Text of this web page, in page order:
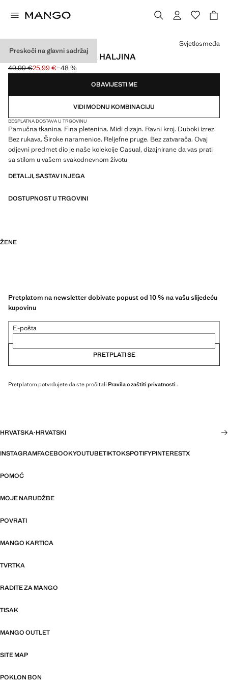
Preskoči na glavni sadržaj
PRUGASTA PAMUČNA HALJINA
Početna cijena prekrižena [49,99 € ]
49,99 €
Trenutačna cijena [25,99 € ]
25,99 €−48 %
Odaberite boju
Svjetlosmeđa
OBAVIJESTI ME
VIDI MODNU KOMBINACIJU
BESPLATNA DOSTAVA U TRGOVINU
Pamučna tkanina. Fina pletenina. Midi dizajn. Ravni kroj. Duboki izrez.
Bez rukava. Široke naramenice. Reljefne pruge. Bez zatvarača. Ovaj
odjevni predmet dio je naše kolekcije Casual, dizajnirane da vas prati
sa stilom u vašem svakodnevnom životu
DETALJI, SASTAV I NJEGA
DOSTUPNOST U TRGOVINI
ŽENE
Pretplatom na newsletter dobivate popust od 10 % na vašu slijedeću
kupovinu
E-pošta
PRETPLATI SE
Pretplatom potvrđujete da ste pročitali Pravila o zaštiti privatnosti .
HRVATSKA·HRVATSKI
INSTAGRAMFACEBOOKYOUTUBETIKTOKSPOTIFYPINTERESTX
POMOĆ
MOJE NARUDŽBE
POVRATI
MANGO KARTICA
TVRTKA
RADITE ZA MANGO
TISAK
MANGO OUTLET
SITE MAP
POKLON BON